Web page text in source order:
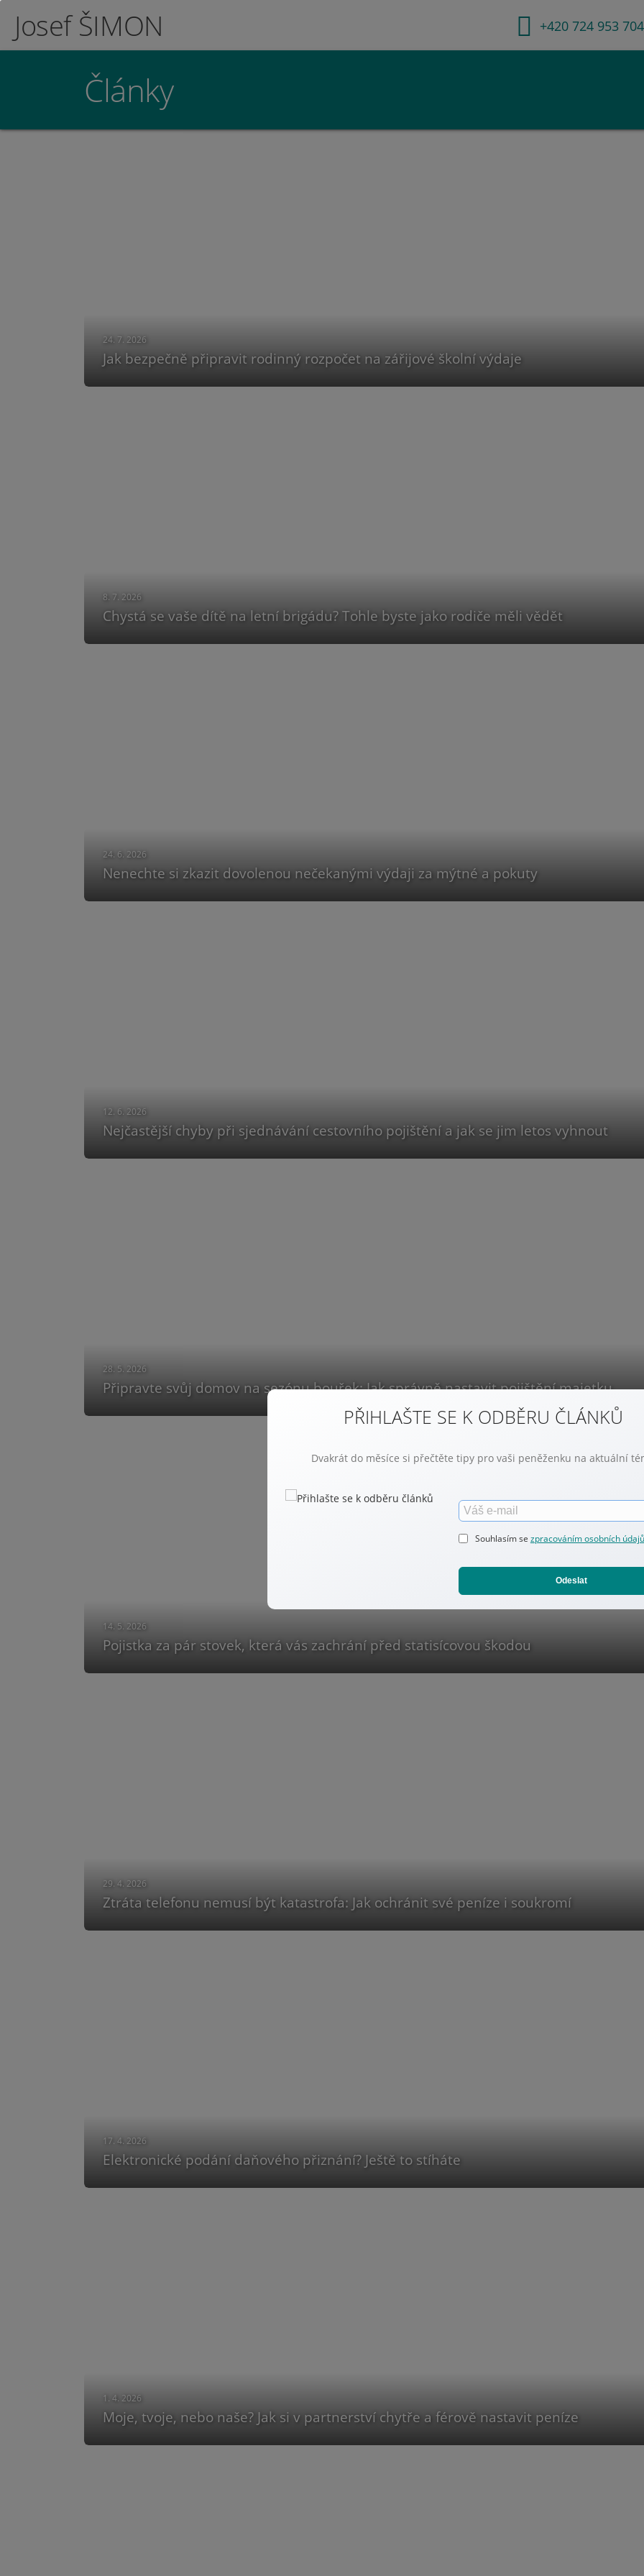
Josef ŠIMON +420 724 953 704
Články
24. 7. 2026
Jak bezpečně připravit rodinný rozpočet na zářijové školní výdaje
8. 7. 2026
Chystá se vaše dítě na letní brigádu? Tohle byste jako rodiče měli vědět
24. 6. 2026
Nenechte si zkazit dovolenou nečekanými výdaji za mýtné a pokuty
12. 6. 2026
Nejčastější chyby při sjednávání cestovního pojištění a jak se jim letos vyhnout
28. 5. 2026
Připravte svůj domov na sezónu bouřek: Jak správně nastavit pojištění majetku
14. 5. 2026
Pojistka za pár stovek, která vás zachrání před statisícovou škodou
29. 4. 2026
Ztráta telefonu nemusí být katastrofa: Jak ochránit své peníze i soukromí
17. 4. 2026
Elektronické podání daňového přiznání? Ještě to stíháte
1. 4. 2026
Moje, tvoje, nebo naše? Jak si v partnerství chytře a férově nastavit peníze
PŘIHLAŠTE SE K ODBĚRU ČLÁNKŮ
Dvakrát do měsíce si přečtěte tipy pro vaši peněženku na aktuální
Souhlasím se zpracováním osobních údajů
Odeslat